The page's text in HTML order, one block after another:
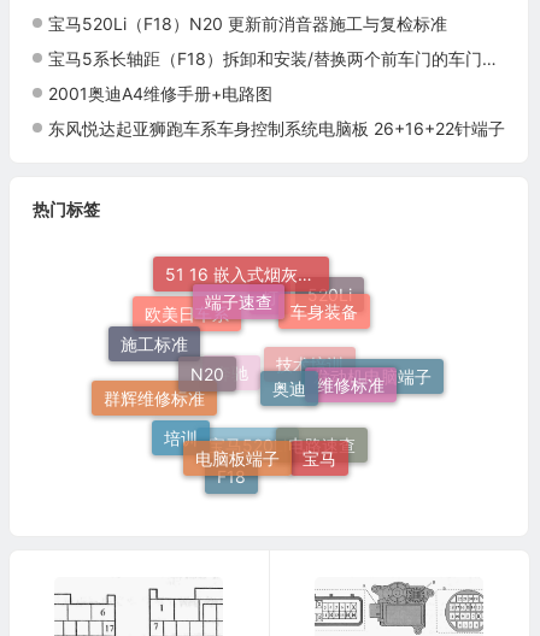
宝马520Li（F18）N20 更新前消音器施工与复检标准
宝马5系长轴距（F18）拆卸和安装/替换两个前车门的车门锁施工与复检标准
2001奥迪A4维修手册+电路图
东风悦达起亚狮跑车系车身控制系统电脑板 26+16+22针端子
热门标签
F18
宝马520Li 电路速查
宝马
电脑板端子
培训
群辉维修标准
奔驰
技术培训发动机电脑端子
维修标准
奥迪
N20
施工标准
欧美日车系 灯
520Li
车身装备
端子速查 51 16 嵌入式烟灰缸托架